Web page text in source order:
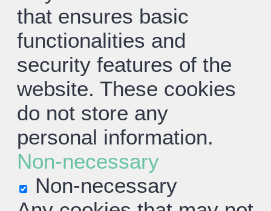
that ensures basic
functionalities and
security features of the
website. These cookies
do not store any
personal information.
Non-necessary
Non-necessary